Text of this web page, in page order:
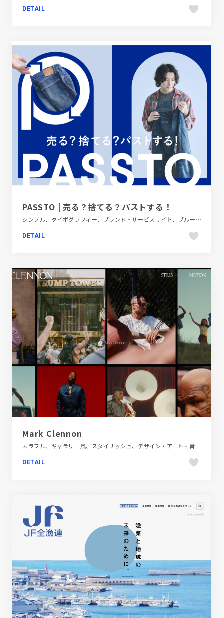
DETAIL
PASSTO | 売る？捨てる？パストする！
シンプル、タイポグラフィー、ブランド・サービスサイト、ブルー系、ポップ、第一次産業・SDGs・地方創生
DETAIL
Mark Clennon
カラフル、ギャラリー風、スタイリッシュ、デザイン・アート・音楽・文芸、ポートフォリオ、海外サイト
DETAIL